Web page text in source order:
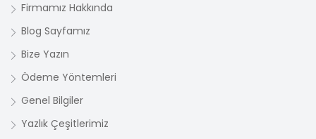
Firmamız Hakkında
Blog Sayfamız
Bize Yazın
Ödeme Yöntemleri
Genel Bilgiler
Yazlık Çeşitlerimiz